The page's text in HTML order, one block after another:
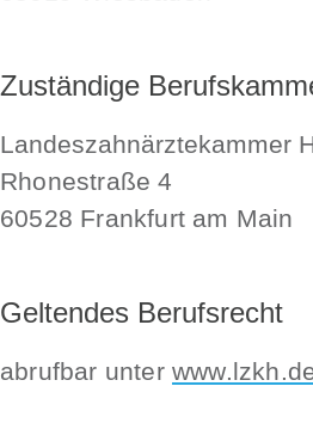
Zuständige
Landeszahnärztekammer
Rhonestraße 4
60528 Frankfurt am Main
Geltendes Berufsrecht
abrufbar unter